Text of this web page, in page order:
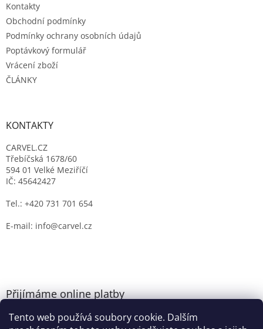
Tento web používá soubory cookie. Dalším
Kontakty
Obchodní podmínky
Podmínky ochrany osobních údajů
Poptávkový formulář
Vrácení zboží
ČLÁNKY
KONTAKTY
CARVEL.CZ
Třebíčská 1678/60
594 01 Velké Meziříčí
IČ: 45642427
Tel.: +420 731 701 654
E-mail: info@carvel.cz
Přijímáme online platby